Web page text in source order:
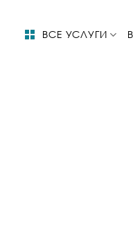
ВСЕ УСЛУГИ